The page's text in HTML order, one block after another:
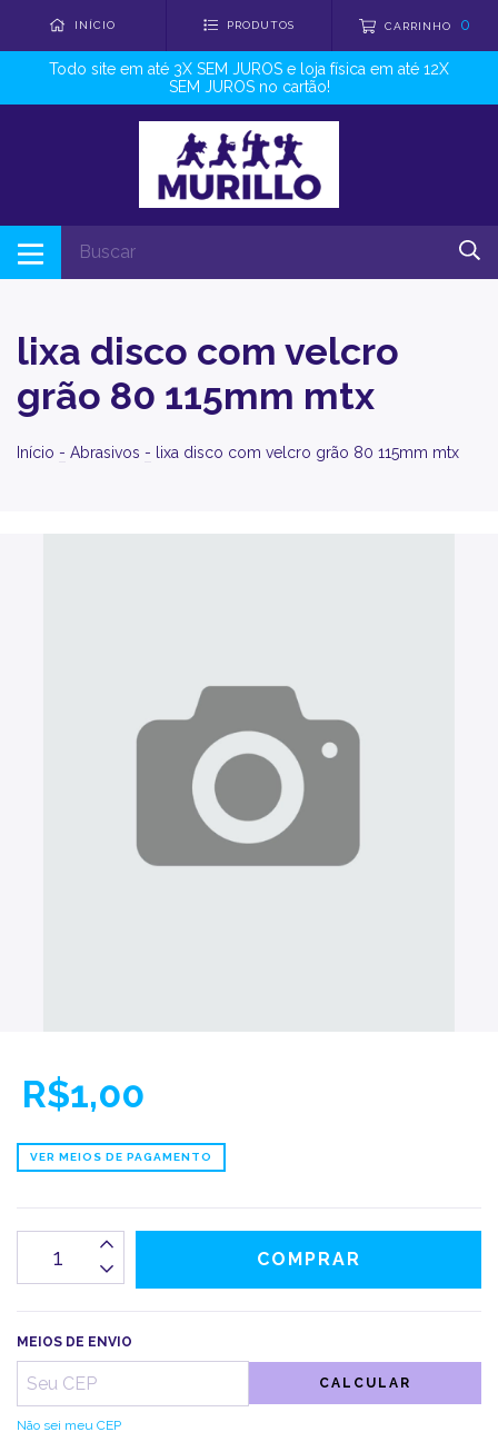
INÍCIO PRODUTOS CARRINHO 0
Todo site em até 3X SEM JUROS e loja física em até 12X
SEM JUROS no cartão!
lixa disco com velcro
grão 80 115mm mtx
Início - Abrasivos - lixa disco com velcro grão 80 115mm mtx
R$1,00
VER MEIOS DE PAGAMENTO
MEIOS DE ENVIO
CALCULAR
Não sei meu CEP